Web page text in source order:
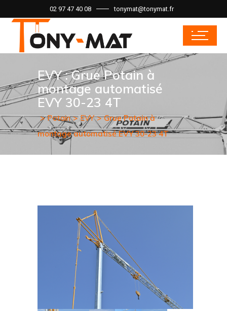
02 97 47 40 08 tonymat@tonymat.fr
EVY : Grue Potain à
montage automatisé
EVY 30-23 4T
Potain EVY
Grue Potain à
montage automatisé EVY 30-23 4T